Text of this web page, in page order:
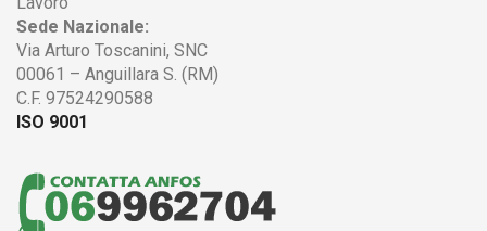
Sede Nazionale:
Via Arturo Toscanini, SNC
00061 – Anguillara S. (RM)
C.F. 97524290588
ISO 9001